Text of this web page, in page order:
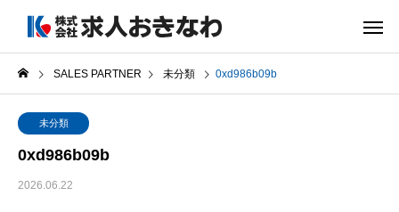
SALES PARTNER 未分類 0xd986b09b
未分類
0xd986b09b
2026.06.22